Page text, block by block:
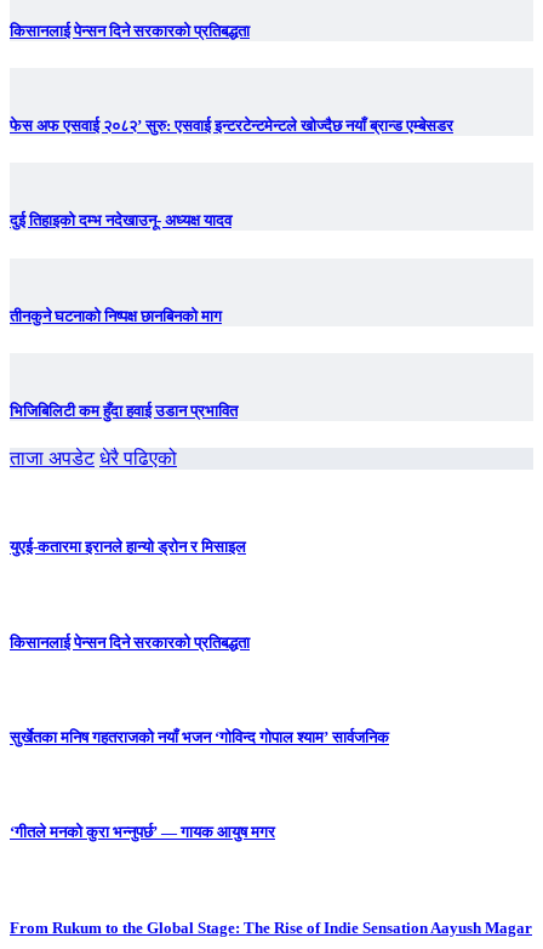
किसानलाई पेन्सन दिने सरकारको प्रतिबद्धता
फेस अफ एसवाई २०८२’ सुरु: एसवाई इन्टरटेन्टमेन्टले खोज्दैछ नयाँ ब्रान्ड एम्बेसडर
दुई तिहाइको दम्भ नदेखाउनू- अध्यक्ष यादव
तीनकुने घटनाकाे निष्पक्ष छानबिनकाे माग
भिजिबिलिटी कम हुँदा हवाई उडान प्रभावित
ताजा अपडेट धेरै पढिएको
युएई-कतारमा इरानले हान्यो ड्रोन र मिसाइल
किसानलाई पेन्सन दिने सरकारको प्रतिबद्धता
सुर्खेतका मनिष गहतराजको नयाँ भजन ‘गोविन्द गोपाल श्याम’ सार्वजनिक
‘गीतले मनको कुरा भन्नुपर्छ’ — गायक आयुष मगर
From Rukum to the Global Stage: The Rise of Indie Sensation Aayush Magar